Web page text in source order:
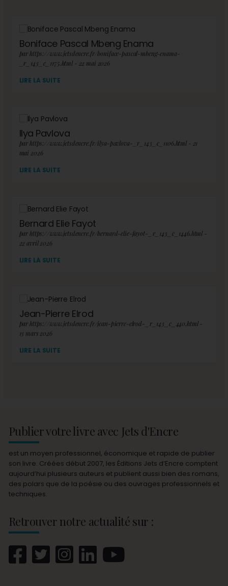
Boniface Pascal Mbeng Enama
par https://www.jetsdencre.fr/boniface-pascal-mbeng-enama-
_r_143_c_1175.html - 22 mai 2026
LIRE LA SUITE
Ilya Pavlova
par https://www.jetsdencre.fr/ilya-pavlova-_r_143_c_1106.html - 21
mai 2026
LIRE LA SUITE
Bernard Elie Fayot
par https://www.jetsdencre.fr/bernard-elie-fayot-_r_143_c_1446.html -
22 avril 2026
LIRE LA SUITE
Jean-Pierre Elrod
par https://www.jetsdencre.fr/jean-pierre-elrod-_r_143_c_440.html -
13 mars 2026
LIRE LA SUITE
Publier votre livre avec Jets d'Encre
est un moyen professionnel, économique et rapide de publier
son livre. Créées début 2007, les Éditions Jets d’Encre comptent
aujourd’hui plusieurs auteurs et publient aussi bien des romans,
des polars que de la poésie ou des ouvrages professionnels et
techniques.
Retrouver notre actualité sur :